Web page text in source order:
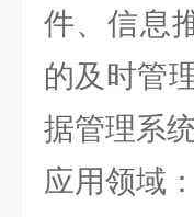
件、信息
的及时管
据管理系
应用领域：